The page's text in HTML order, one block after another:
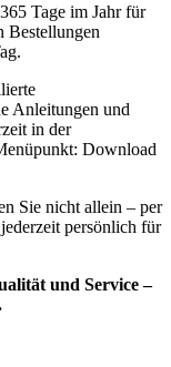
Tage im Jahr für
Bestellungen
Anleitungen und
in der
Download
Sie nicht allein – per
persönlich für
und Service –